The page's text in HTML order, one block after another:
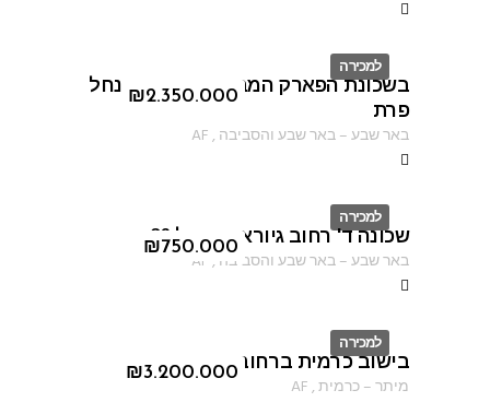
למכירה
ID
₪2.350.000
בשכונת הפארק המבוקשת ברחוב נחל
פרת
באר שבע–באר שבע והסביבה ,
AF
למכירה
ID
₪750.000
שכונה ד' רחוב גיורא יוספטל 26
באר שבע–באר שבע והסביבה ,
AF
למכירה
ID
₪3.200.000
בישוב כרמית ברחוב הקורא
מיתר–כרמית,
AF